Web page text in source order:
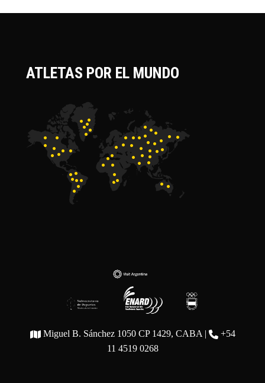
ATLETAS POR EL MUNDO
Miguel B. Sánchez 1050 CP 1429, CABA |
+54
11 4519 0268